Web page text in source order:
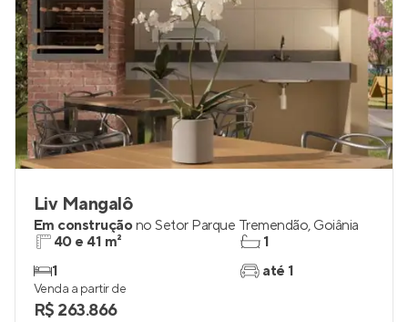
Liv Mangalô
Em construçãono Setor Parque Tremendão, Goiânia
40 e 41 m²
1
1
até 1
Venda a partir de
R$ 263.866